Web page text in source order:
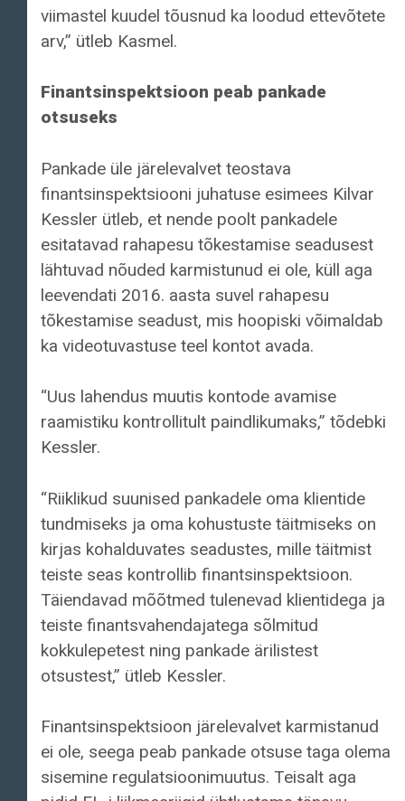
viimastel kuudel tõusnud ka loodud ettevõtete
arv,” ütleb Kasmel.
Finantsinspektsioon peab pankade
otsuseks
Pankade üle järelevalvet teostava
finantsinspektsiooni juhatuse esimees Kilvar
Kessler ütleb, et nende poolt pankadele
esitatavad rahapesu tõkestamise seadusest
lähtuvad nõuded karmistunud ei ole, küll aga
leevendati 2016. aasta suvel rahapesu
tõkestamise seadust, mis hoopiski võimaldab
ka videotuvastuse teel kontot avada.
“Uus lahendus muutis kontode avamise
raamistiku kontrollitult paindlikumaks,” tõdebki
Kessler.
“Riiklikud suunised pankadele oma klientide
tundmiseks ja oma kohustuste täitmiseks on
kirjas kohalduvates seadustes, mille täitmist
teiste seas kontrollib finantsinspektsioon.
Täiendavad mõõtmed tulenevad klientidega ja
teiste finantsvahendajatega sõlmitud
kokkulepetest ning pankade ärilistest
otsustest,” ütleb Kessler.
Finantsinspektsioon järelevalvet karmistanud
ei ole, seega peab pankade otsuse taga olema
sisemine regulatsioonimuutus. Teisalt aga